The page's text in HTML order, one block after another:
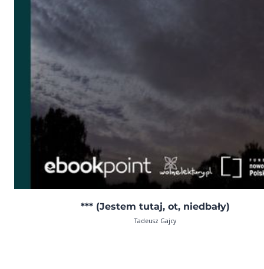
*** (Jestem tutaj, ot, niedbały)
Tadeusz Gajcy